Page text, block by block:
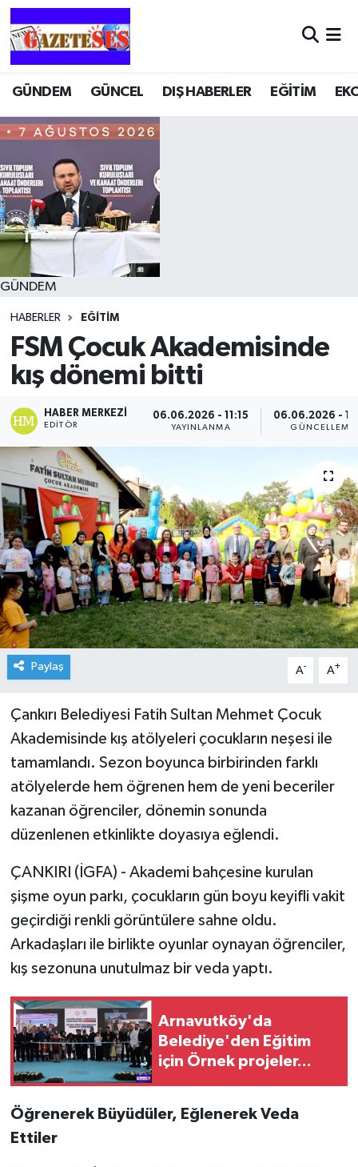
GÜNDEM GÜNCEL DIŞ HABERLER EĞİTİM
GÜNDEM
HABERLER EĞİTİM
FSM Çocuk Akademisinde
kış dönemi bitti
HABER MERKEZI
EDITÖR
06.06.2026 - 11:15
YAYINLANMA
06.06.2026 -
GÜNCELLEME
Paylaş A- A+
Çankırı Belediyesi Fatih Sultan Mehmet Çocuk
Akademisinde kış atölyeleri çocukların neşesi ile
tamamlandı. Sezon boyunca birbirinden farklı
atölyelerde hem öğrenen hem de yeni beceriler
kazanan öğrenciler, dönemin sonunda
düzenlenen etkinlikte doyasıya eğlendi.
ÇANKIRI (İGFA) - Akademi bahçesine kurulan
şişme oyun parkı, çocukların gün boyu keyifli vakit
geçirdiği renkli görüntülere sahne oldu.
Arkadaşları ile birlikte oyunlar oynayan öğrenciler,
kış sezonuna unutulmaz bir veda yaptı.
Arnavutköy'da
Belediye'den Eğitim
için Örnek projeler...
Öğrenerek Büyüdüler, Eğlenerek Veda
Ettiler